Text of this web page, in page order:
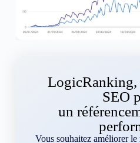
LogicRanking,
SEO
un
Vous souhaitez améliorer le